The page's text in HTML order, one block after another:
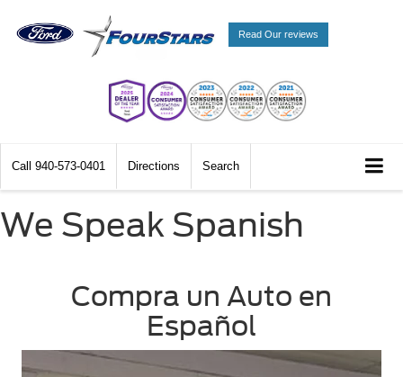
Read Our reviews
Call 940-573-0401 Directions Search
We Speak Spanish
Compra un Auto en
Español